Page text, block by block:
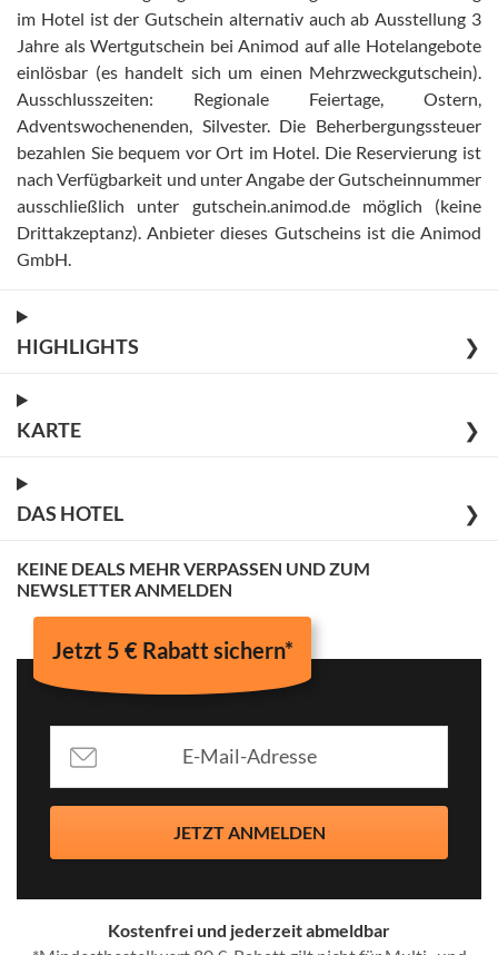
im Hotel ist der Gutschein alternativ auch ab Ausstellung 3
Jahre als Wertgutschein bei Animod auf alle Hotelangebote
einlösbar (es handelt sich um einen Mehrzweckgutschein)
Ausschlusszeiten: Regionale Feiertage, Ostern,
Adventswochenenden, Silvester. Die Beherbergungssteuer
bezahlen Sie bequem vor Ort im Hotel Die Reservierung ist
nach Verfügbarkeit und unter Angabe der Gutscheinnummer
ausschließlich unter gutschein.animod.de möglich (keine
Drittakzeptanz) Anbieter dieses Gutscheins ist die Animod
GmbH
HIGHLIGHTS ❯
KARTE ❯
DAS HOTEL ❯
KEINE DEALS MEHR VERPASSEN UND ZUM
NEWSLETTER ANMELDEN
Jetzt 5 € Rabatt sichern*
JETZT ANMELDEN
Kostenfrei und jederzeit abmeldbar